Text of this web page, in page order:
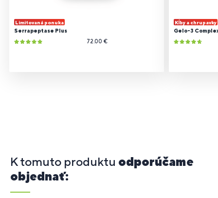
Limitovaná ponuka
Serrapeptase Plus
72.00 €
Kĺby a chrupavky
Gelo-3
K tomuto produktu odporúčame
objednať: